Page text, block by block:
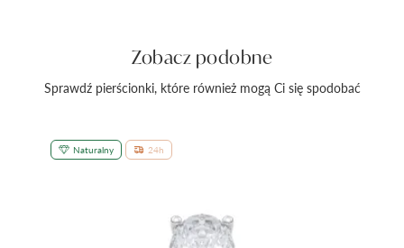
Zobacz podobne
Sprawdź pierścionki, które również mogą Ci się spodobać
Naturalny 24h